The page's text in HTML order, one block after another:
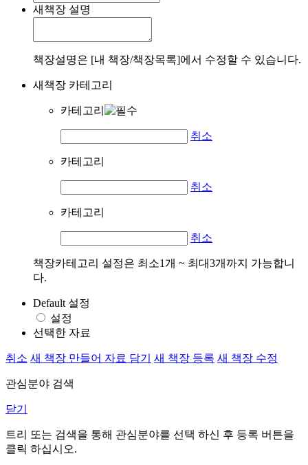
새책장 설명
책장설명은 [내 책장/책장목록]에서 수정할 수 있습니다.
새책장 카테고리
카테고리
취소
카테고리
취소
카테고리
취소
책장카테고리 설정은 최소1개 ~ 최대3개까지 가능합니
다.
Default 설정
설정
선택한 자료
취소 새 책장 만들어 자료 담기 새 책장 등록 새 책장 수정
관심분야 검색
닫기
트리 또는 검색을 통해 관심분야를 선택 하신 후 등록 버튼을
클릭 하십시오.